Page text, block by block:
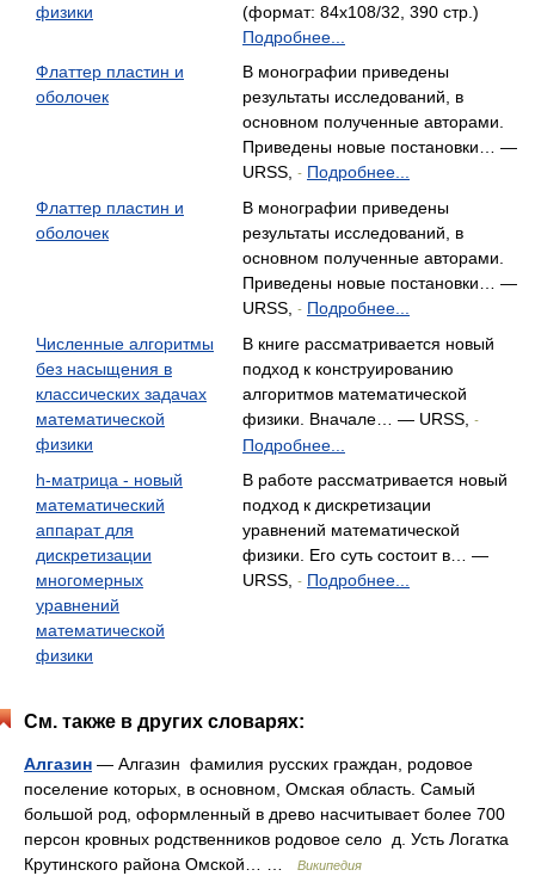
физики
(формат: 84x108/32, 390 стр.)
Подробнее...
Флаттер пластин и
оболочек
В монографии приведены
результаты исследований, в
основном полученные авторами.
Приведены новые постановки… —
URSS,
- Подробнее...
Флаттер пластин и
оболочек
В монографии приведены
результаты исследований, в
основном полученные авторами.
Приведены новые постановки… —
URSS,
- Подробнее...
Численные алгоритмы
без насыщения в
классических задачах
математической
физики
В книге рассматривается новый
подход к конструированию
алгоритмов математической
физики. Вначале… — URSS,
-
Подробнее...
h-матрица - новый
математический
аппарат для
дискретизации
многомерных
уравнений
математической
физики
В работе рассматривается новый
подход к дискретизации
уравнений математической
физики. Его суть состоит в… —
URSS,
- Подробнее...
См. также в других словарях:
Алгазин — Алгазин фамилия русских граждан, родовое
поселение которых, в основном, Омская область. Самый
большой род, оформленный в древо насчитывает более 700
персон кровных родственников родовое село д. Усть Логатка
Крутинского района Омской… …
Википедия